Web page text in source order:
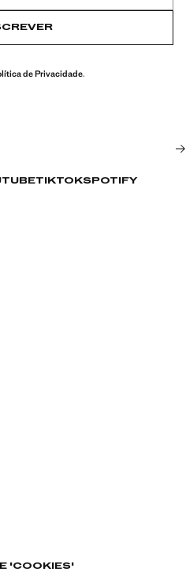
de Privacidade.
TIKTOKSPOTIFY
'COOKIES'